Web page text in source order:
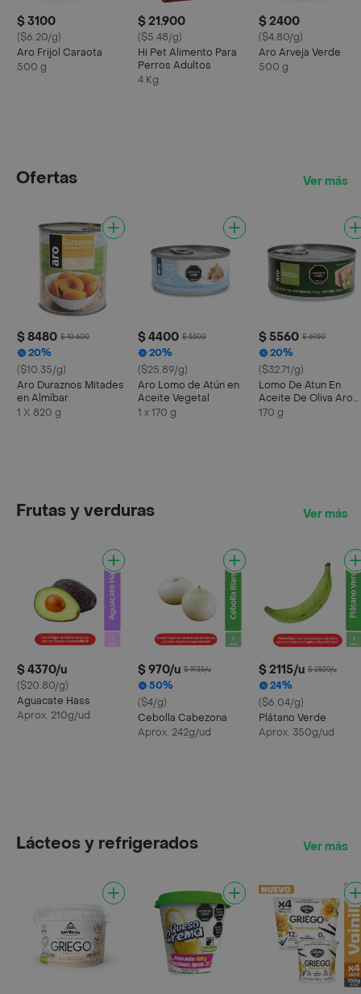
$ 3100
($6.20/g)
Aro Frijol Caraota
500 g
$ 21.900
($5.48/g)
Hi Pet Alimento Para
Perros Adultos
4 Kg
$ 2400
($4.80/g)
Aro Arveja Verde
500 g
Ofertas Ver más
$ 8480 $ 10.600
20%
($10.35/g)
Aro Duraznos Mitades
en Almíbar
1 X 820 g
$ 4400 $ 5500
20%
($25.89/g)
Aro Lomo de Atún en
Aceite Vegetal
1 x 170 g
$ 5560 $ 6950
20%
($32.71/g)
Lomo De Atun En
Aceite De Oliva Aro
170g
170 g
Frutas y verduras Ver más
$ 4370/u
($20.80/g)
Aguacate Hass
Aprox. 210g/ud
$ 970/u $ 1935/u
50%
($4/g)
Cebolla Cabezona
Aprox. 242g/ud
$ 2115/u $ 2820/u
24%
($6.04/g)
Plátano Verde
Aprox. 350g/ud
Lácteos y refrigerados Ver más